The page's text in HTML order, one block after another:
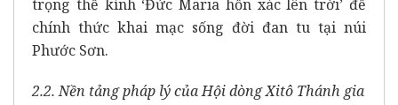
trọng thể kính ‘Đức Maria hồn xác lên trời’ để
chính thức khai mạc sống đời đan tu tại núi
Phước Sơn.
2.2. Nền tảng pháp lý của Hội dòng Xitô Thánh gia